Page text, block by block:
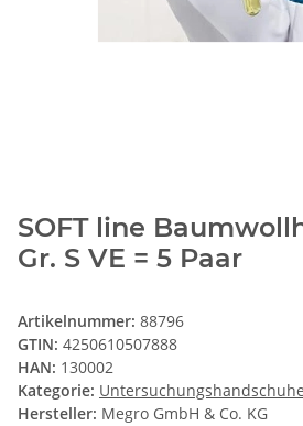
SOFT line
Gr. S VE = 5 Paar
Artikelnummer: 88796
GTIN: 4250610507888
HAN: 130002
Kategorie: Untersuchungshandschuhe
Hersteller: Megro GmbH & Co. KG